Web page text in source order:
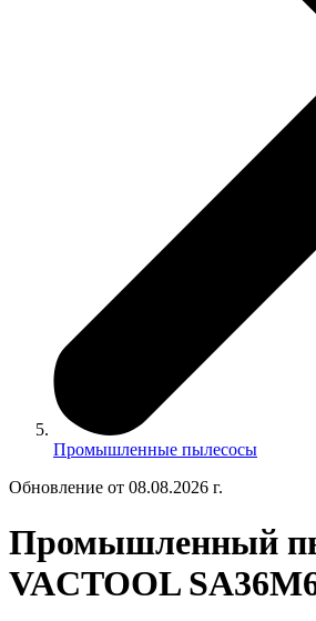
Промышленные пылесосы
Обновление от 08.08.2026 г.
Промышленный
VACTOOL